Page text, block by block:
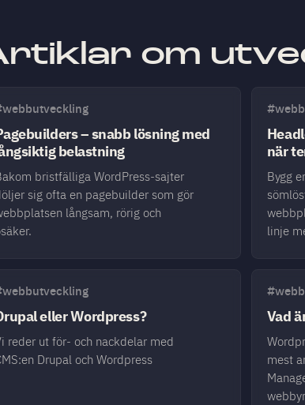
om
– snabb lösning med
belastning
bristfälliga WordPress-sajter
sig ofta en pagebuilder som gör
långsam, rörig och
när
Bygg
linje
eller Wordpress?
reder ut för- och nackdelar med
Drupal och Wordpress
Vad
mest